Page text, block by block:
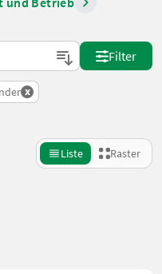
Filter
x
Liste Raster